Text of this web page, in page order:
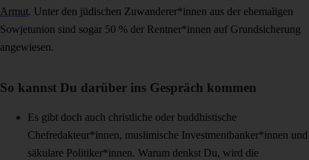
Armut. Unter den jüdischen Zuwanderer*innen aus der ehemaligen
Sowjetunion sind sogar 50 % der Rentner*innen auf Grundsicherung
angewiesen.
So kannst Du darüber ins Gespräch kommen
Es gibt doch auch christliche oder buddhistische
Chefredakteur*innen, muslimische Investmentbanker*innen und
säkulare Politiker*innen. Warum denkst Du, wird die